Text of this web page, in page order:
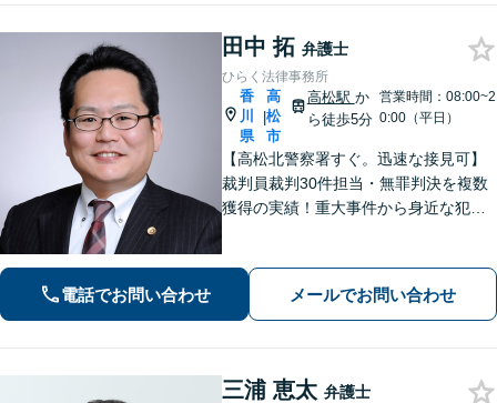
田中 拓 弁護士
ひらく法律事務所
香
川
県
|
高
松
市
高松駅 か
ら徒歩5分
営業時間：08:00~2
0:00（平日）
【高松北警察署すぐ。迅速な接見可】
裁判員裁判30件担当・無罪判決を複数
獲得の実績！重大事件から身近な犯罪
不貞の慰謝料請求に実績あり【電話相
談無料】【初回相談無料（法テラス利
電話でお問い合わせ メールでお問い合わせ
三浦 恵太 弁護士